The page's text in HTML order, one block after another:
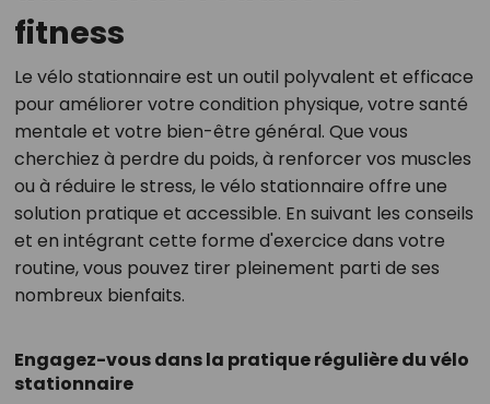
fitness
Le vélo stationnaire est un outil polyvalent et efficace
pour améliorer votre condition physique, votre santé
mentale et votre bien-être général. Que vous
cherchiez à perdre du poids, à renforcer vos muscles
ou à réduire le stress, le vélo stationnaire offre une
solution pratique et accessible. En suivant les conseils
et en intégrant cette forme d'exercice dans votre
routine, vous pouvez tirer pleinement parti de ses
nombreux bienfaits.
Engagez-vous dans la pratique régulière du vélo
stationnaire